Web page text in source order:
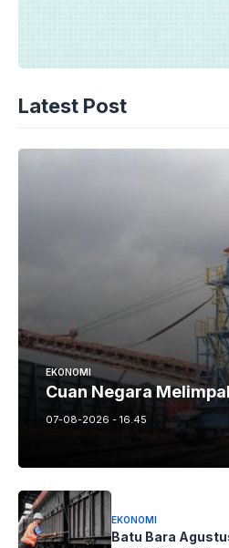
Latest Post
EKONOMI
Cuan Negara
07-08-2026 - 16.45
EKONOMI
Batu Bara